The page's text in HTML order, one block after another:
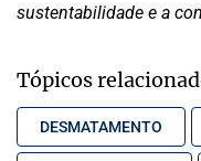
sustentabilidade e a
Tópicos
DESMATAMENTO